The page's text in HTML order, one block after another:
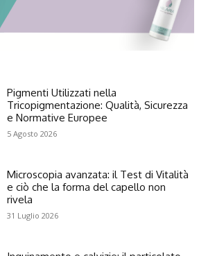
Pigmenti Utilizzati nella
Tricopigmentazione: Qualità, Sicurezza
e Normative Europee
5 Agosto 2026
Microscopia avanzata: il Test di Vitalità
e ciò che la forma del capello non
rivela
31 Luglio 2026